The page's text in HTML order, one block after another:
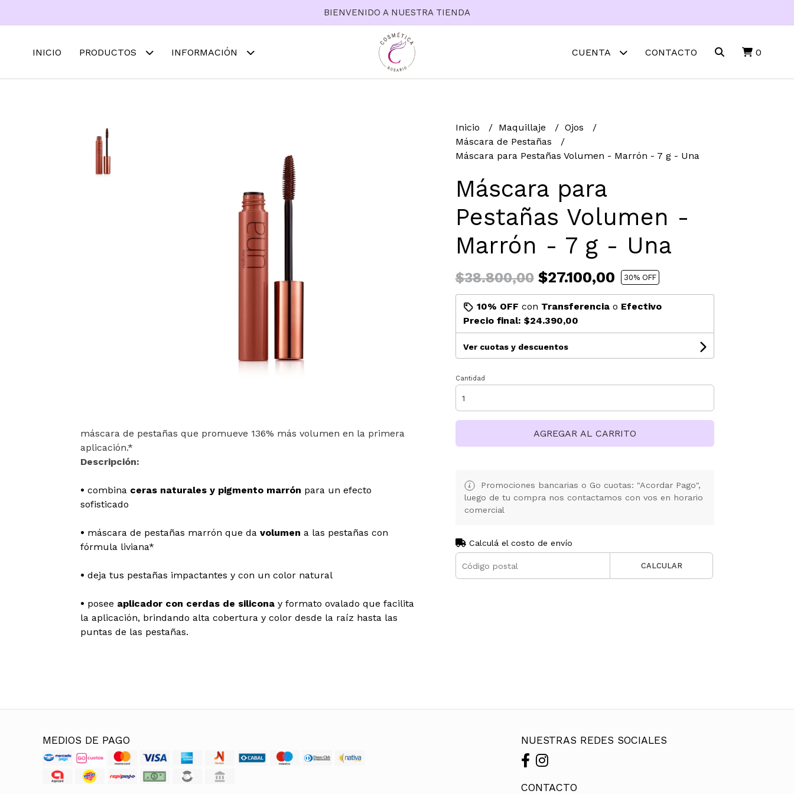
BIENVENIDO A NUESTRA TIENDA
INICIO PRODUCTOS INFORMACIÓN CUENTA CONTACTO 0
máscara de pestañas que promueve 136% más volumen en la primera
aplicación.*
Descripción:
• combina ceras naturales y pigmento marrón para un efecto
sofisticado
• máscara de pestañas marrón que da volumen a las pestañas con
fórmula liviana*
• deja tus pestañas impactantes y con un color natural
• posee aplicador con cerdas de siliconay formato ovalado que facilita
la aplicación, brindando alta cobertura y color desde la raíz hasta las
puntas de las pestañas.
Inicio Maquillaje
Ojos
Máscara de Pestañas
Máscara para Pestañas Volumen - Marrón - 7 g - Una
Máscara para
Pestañas Volumen -
Marrón - 7 g - Una
$38.800,00$27.100,00 30% OFF
10% OFF con Transferenciao Efectivo
Precio final: $24.390,00
Ver cuotas y descuentos
Cantidad
AGREGAR AL CARRITO
Promociones bancarias o Go cuotas: "Acordar Pago",
luego de tu compra nos contactamos con vos en horario
comercial
Calculá el costo de envío
CALCULAR
MEDIOS DE PAGO NUESTRAS REDES SOCIALES
CONTACTO